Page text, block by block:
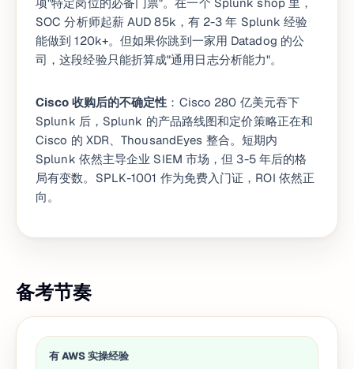
SOC 分析师起薪 AUD 85k，有 2-3 年 Splunk 经验
能做到 120k+。但如果你跳到一家用 Datadog 的公
司，这段经验只能折算成"通用日志分析能力"。
Cisco 收购后的不确定性 ：Cisco 280 亿美元吞下
Splunk 后，Splunk 的产品路线图和定价策略正在和
Cisco 的 XDR、ThousandEyes 整合。短期内
Splunk 依然主导企业 SIEM 市场，但 3-5 年后的格
局有变数。SPLK-1001 作为免费入门证，ROI 依然正
向。
备考节奏
有 AWS 实操经验